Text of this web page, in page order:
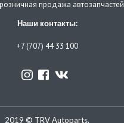
продажа автозапчастей
Наши контакты:
+7 (707) 44 33 100
2019 © TRV Autoparts.